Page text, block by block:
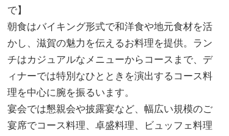
で】
朝食はバイキング形式で和洋食や地元食材を活
かし、滋賀の魅力を伝えるお料理を提供。ラン
チはカジュアルなメニューからコースまで、デ
ィナーでは特別なひとときを演出するコース料
理を中心に腕を振るいます。
宴会では懇親会や披露宴など、幅広い規模のご
宴席でコース料理、卓盛料理、ビュッフェ料理